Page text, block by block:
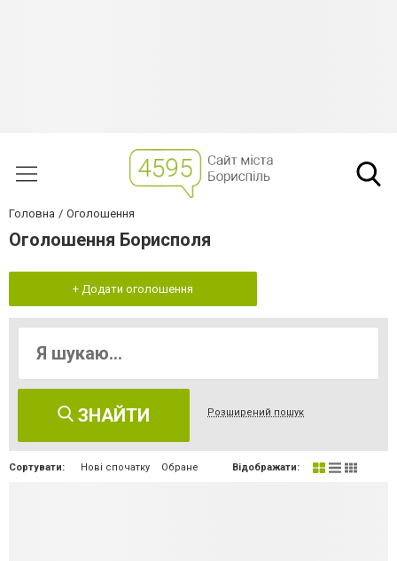
Головна Оголошення
Оголошення Борисполя
+ Додати оголошення
ЗНАЙТИ Розширений пошук
Сортувати: Нові спочатку Обране Відображати: